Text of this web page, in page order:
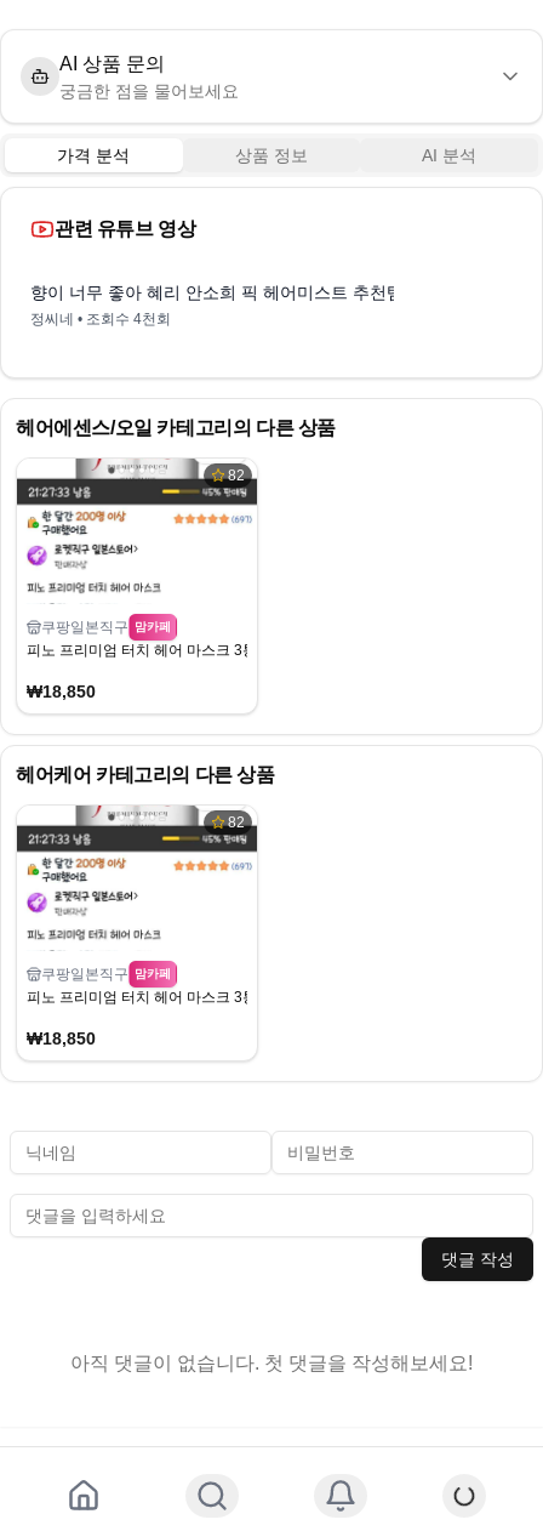
AI 상품 문의
궁금한 점을 물어보세요
가격 분석 상품 정보 AI 분석
관련 유튜브 영상
향이 너무 좋아 혜리 안소희 픽 헤어미스트 추천템
정씨네 • 조회수 4천회
헤어에센스/오일 카테고리의 다른 상품
82
쿠팡일본직구 맘카페
피노 프리미엄 터치 헤어 마스크 3통
₩18,850
헤어케어 카테고리의 다른 상품
82
쿠팡일본직구 맘카페
피노 프리미엄 터치 헤어 마스크 3통
₩18,850
댓글 작성
아직 댓글이 없습니다. 첫 댓글을 작성해보세요!